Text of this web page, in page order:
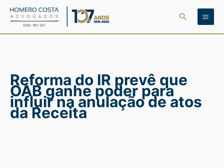
para
Pesquisar
Reforma do IR prevê que
OAB ganhe poder para
influir na anulação de atos
da Receita